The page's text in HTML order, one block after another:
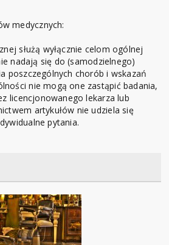
medycznych:
służą wyłącznie celom ogólnej
nadają się do (samodzielnego)
poszczególnych chorób i wskazań
nie mogą one zastąpić badania,
licencjonowanego lekarza lub
artykułów nie udziela się
pytania.